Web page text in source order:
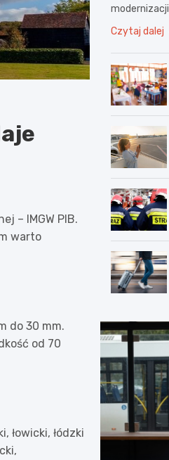
– IMGW PIB.
warto
do 30 mm.
od 70
łowicki, łódzki
Czytaj dalej